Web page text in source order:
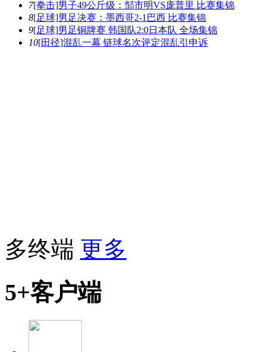
7[拳击]男子49公斤级：邹市明VS庞普里 比赛集锦
8[足球]男足决赛：墨西哥2-1巴西 比赛集锦
9[足球]男足铜牌赛 韩国队2:0日本队 全场集锦
10[田径]混乱一幕 链球名次评定混乱引申诉
多终端 更多
5+客户端